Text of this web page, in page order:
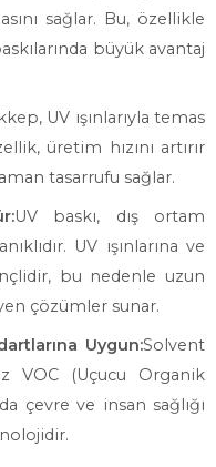
sağlar. Bu, özellikle
büyük avantaj
UV ışınlarıyla temas
üretim hızını artırır
tasarrufu sağlar.
UV baskı, dış ortam
UV ışınlarına ve
bu nedenle uzun
çözümler sunar.
Uygun:Solvent
VOC (Uçucu Organik
çevre ve insan sağlığı